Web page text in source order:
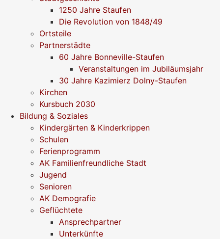
1250 Jahre Staufen
Die Revolution von 1848/49
Ortsteile
Partnerstädte
60 Jahre Bonneville-Staufen
Veranstaltungen im Jubiläumsjahr
30 Jahre Kazimierz Dolny-Staufen
Kirchen
Kursbuch 2030
Bildung & Soziales
Kindergärten & Kinderkrippen
Schulen
Ferienprogramm
AK Familienfreundliche Stadt
Jugend
Senioren
AK Demografie
Geflüchtete
Ansprechpartner
Unterkünfte